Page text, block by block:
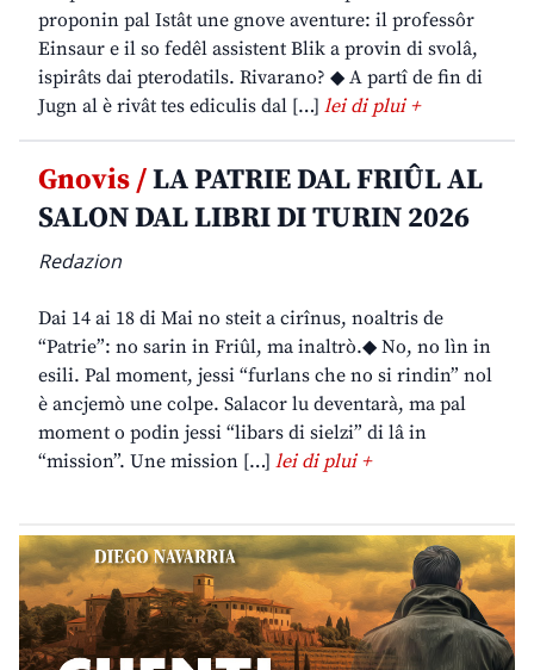
proponin pal Istât une gnove aventure: il professôr
Einsaur e il so fedêl assistent Blik a provin di svolâ,
ispirâts dai pterodatils. Rivarano? ◆ A partî de fin di
Jugn al è rivât tes ediculis dal […] lei di plui +
Gnovis /LA PATRIE DAL FRIÛL AL
SALON DAL LIBRI DI TURIN 2026
Redazion
Dai 14 ai 18 di Mai no steit a cirînus, noaltris de
“Patrie”: no sarin in Friûl, ma inaltrò.◆ No, no lìn in
esili. Pal moment, jessi “furlans che no si rindin” nol
è ancjemò une colpe. Salacor lu deventarà, ma pal
moment o podin jessi “libars di sielzi” di lâ in
“mission”. Une mission […] lei di plui +